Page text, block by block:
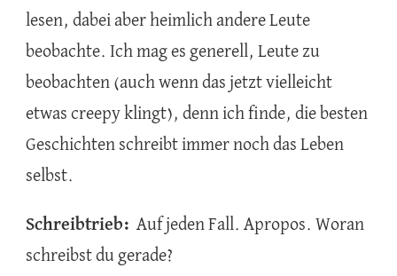
lesen, dabei aber heimlich andere Leute
beobachte. Ich mag es generell, Leute zu
beobachten (auch wenn das jetzt vielleicht
etwas creepy klingt), denn ich finde, die besten
Geschichten schreibt immer noch das Leben
selbst.
Schreibtrieb: Auf jeden Fall. Apropos. Woran
schreibst du gerade?